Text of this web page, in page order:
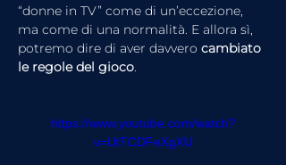
“donne in TV” come di un’eccezione,
ma come di una normalità. E allora sì,
potremo dire di aver davvero cambiato
le regole del gioco.
https://www.youtube.com/watch?
v=UtTCDFeXgXU